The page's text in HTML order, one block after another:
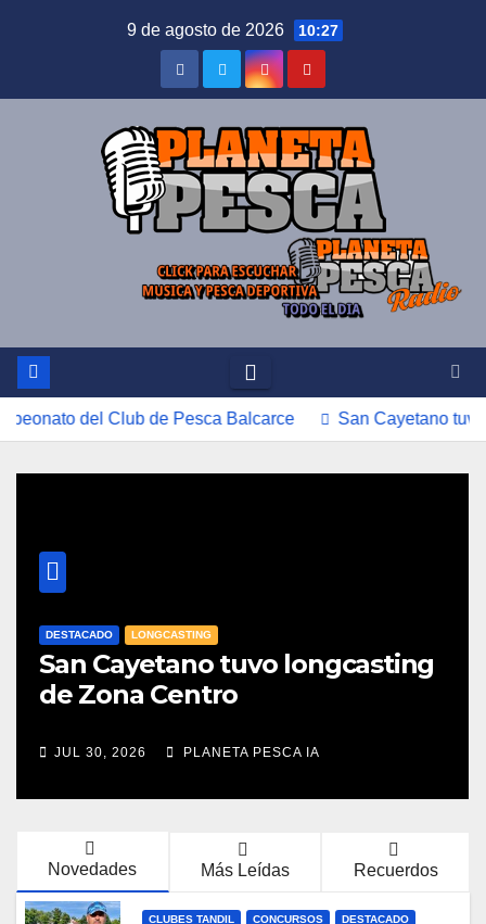
9 de agosto de 2026 10:27
Club de Pesca Balcarce San Cayetano tuvo
DESTACADO LONGCASTING
San Cayetano tuvo longcasting
de Zona Centro
JUL 30, 2026 PLANETA PESCA IA
Novedades Más Leídas Recuerdos
CLUBES TANDIL CONCURSOS DESTACADO